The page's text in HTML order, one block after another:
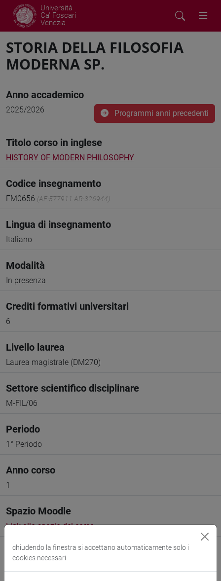
Università
Ca' Foscari
Venezia
STORIA DELLA FILOSOFIA
MODERNA SP.
Anno accademico
2025/2026 Programmi anni precedenti
Titolo corso in inglese
HISTORY OF MODERN PHILOSOPHY
Codice insegnamento
FM0656 (AF:577911 AR:326944)
Lingua di insegnamento
Italiano
Modalità
In presenza
Crediti formativi universitari
6
Livello laurea
Laurea magistrale (DM270)
Settore scientifico disciplinare
M-FIL/06
Periodo
1° Periodo
Anno corso
1
Spazio Moodle
Link allo spazio del corso
chiudendo la finestra si accettano automaticamente solo i
cookies necessari